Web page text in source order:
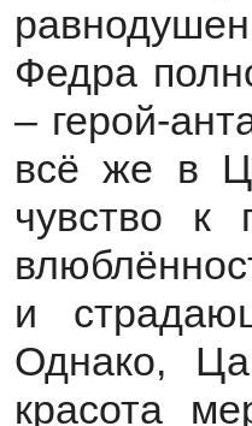
Федра
– герой-
всё же в
чувство к
и
Однако,
красота